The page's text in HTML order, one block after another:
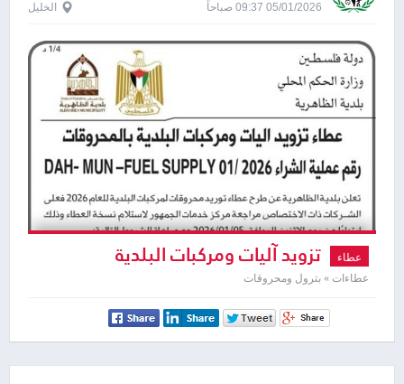
05/01/2026 09:37 صباحاً الخليل
عطاء تزويد آليات ومركبات البلدية
بالمحروقات
عطاءات » بترول ومحروقات